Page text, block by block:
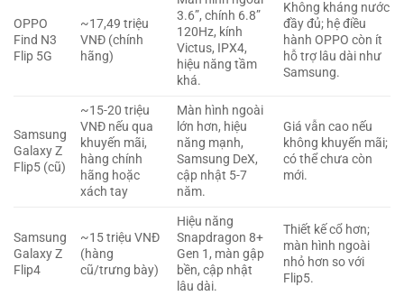
OPPO
Find N3
Flip 5G
~17,49 triệu
VNĐ (chính
hãng)
3.6”, chính 6.8”
120Hz, kính
Victus, IPX4,
hiệu năng tầm
khá.
Không kháng nước
đầy đủ; hệ điều
hành OPPO còn ít
hỗ trợ lâu dài như
Samsung.
Samsung
Galaxy Z
Flip5 (cũ)
~15-20 triệu
VNĐ nếu qua
khuyến mãi,
hàng chính
hãng hoặc
xách tay
Màn hình ngoài
lớn hơn, hiệu
năng mạnh,
Samsung DeX,
cập nhật 5-7
năm.
Giá vẫn cao nếu
không khuyến mãi;
có thể chưa còn
mới.
Samsung
Galaxy Z
Flip4
~15 triệu VNĐ
(hàng
cũ/trưng bày)
Hiệu năng
Snapdragon 8+
Gen 1, màn gập
bền, cập nhật
lâu dài.
Thiết kế cổ hơn;
màn hình ngoài
nhỏ hơn so với
Flip5.